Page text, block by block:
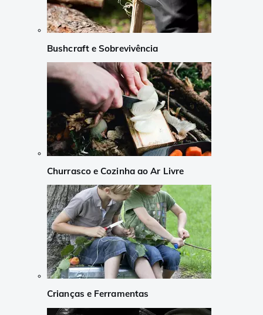
Bushcraft e Sobrevivência
Churrasco e Cozinha ao Ar Livre
Crianças e Ferramentas